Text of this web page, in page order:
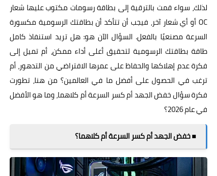
لذلك، سواء قمت بالترقية إلى بطاقة رسومات مكتوب عليها شعار
OC أو أي شعار آخر، فيجب أن تتأكد أن بطاقتك الرسومية مكسورة
السرعة مصنعيًا بالفعل. السؤال الآن هو: هل تريد استنفاذ كامل
طاقة بطاقتك الرسومية لتحقيق أعلى أداء ممكن، أم تميل إلى
فكرة عدم إهلاكها والحفاظ على عمرها الافتراضي من التدهور، أم
ترغب في الحصول على أفضل ما في العالمين؟ من هنا، تطورت
فكرة سؤال خفض الجهد أم كسر السرعة أم كلاهما، وما هو الأفضل
في عام 2026؟
■ خفض الجهد أم كسر السرعة أم كلاهما؟